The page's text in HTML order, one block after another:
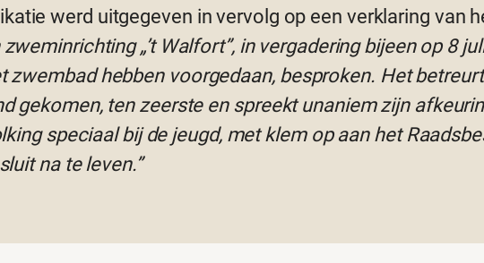
werd uitgegeven in vervolg op een verklaring van
„’t Walfort”, in vergadering bijeen op 8
zwembad hebben voorgedaan, besproken. Het
gekomen, ten zeerste en spreekt unaniem zijn
speciaal bij de jeugd, met klem op aan het
na te leven.”